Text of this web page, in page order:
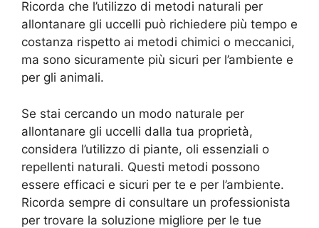
Ricorda che l’utilizzo di metodi naturali per
allontanare gli uccelli può richiedere più tempo e
costanza rispetto ai metodi chimici o meccanici,
ma sono sicuramente più sicuri per l’ambiente e
per gli animali.
Se stai cercando un modo naturale per
allontanare gli uccelli dalla tua proprietà,
considera l’utilizzo di piante, oli essenziali o
repellenti naturali. Questi metodi possono
essere efficaci e sicuri per te e per l’ambiente.
Ricorda sempre di consultare un professionista
per trovare la soluzione migliore per le tue